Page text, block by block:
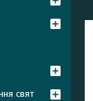
свят